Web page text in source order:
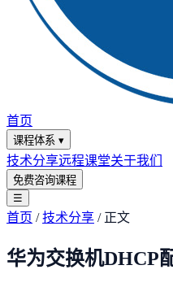
首页
课程体系 ▾
技术分享远程课堂关于我们
免费咨询课程
☰
首页 /技术分享 / 正文
华为交换机DHCP